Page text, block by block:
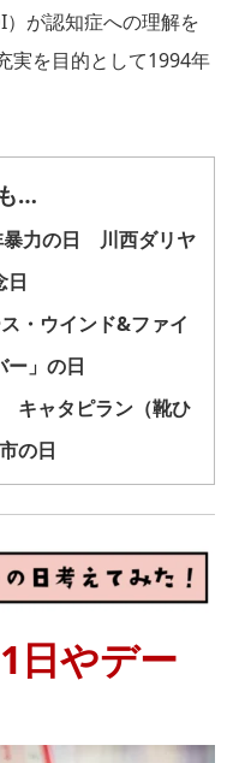
が認知症への理解を
実を目的として1994年
…
暴力の日 川西ダリヤ
日
・ウインド&ファイ
ー」の日
キャタピラン（靴ひ
の日
日やデー